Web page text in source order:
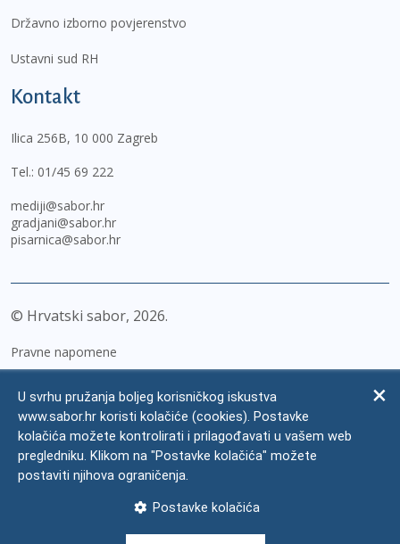
Državno izborno povjerenstvo
Ustavni sud RH
Kontakt
Ilica 256B, 10 000 Zagreb
Tel.: 01/45 69 222
mediji@sabor.hr
gradjani@sabor.hr
pisarnica@sabor.hr
© Hrvatski sabor, 2026
Pravne napomene
Zaštita osobnih podataka
Impressum
Česta pitanja
U svrhu pružanja boljeg korisničkog iskustva
www.sabor.hr koristi kolačiće (cookies). Postavke
kolačića možete kontrolirati i prilagođavati u vašem web
pregledniku. Klikom na "Postavke kolačića" možete
postaviti njihova ograničenja.
Postavke kolačića